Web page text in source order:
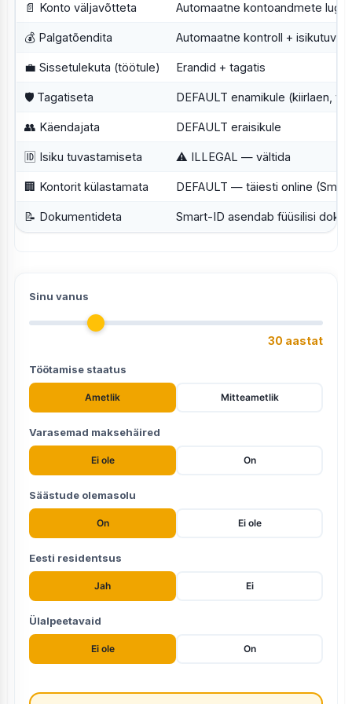
📄 Konto väljavõtteta Automaatne kontoandmete
💰 Palgatõendita Automaatne kontroll +
💼 Sissetulekuta (töötule) Erandid + tagatis
🛡 Tagatiseta DEFAULT enamikule (kiirlaen,
👥 Käendajata DEFAULT eraisikule
🆔 Isiku tuvastamiseta ⚠ ILLEGAL — vältida
🏢 Kontorit külastamata DEFAULT — täiesti online
📝 Dokumentideta Smart-ID asendab füüsilisi
Sinu vanus
30 aastat
Töötamise staatus
Ametlik Mitteametlik
Varasemad maksehäired
Ei ole On
Säästude olemasolu
On Ei ole
Eesti residentsus
Jah Ei
Ülalpeetavaid
Ei ole On